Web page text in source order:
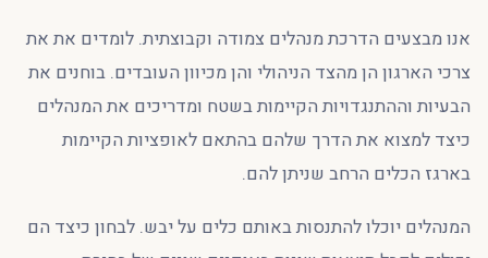
אנו מבצעים הדרכת מנהלים צמודה וקבוצתית. לומדים את את
צרכי הארגון הן מהצד הניהולי והן מכיוון העובדים. בוחנים את
הבעיות וההתנגדויות הקיימות בשטח ומדריכים את המנהלים
כיצד למצוא את הדרך שלהם בהתאם לאופציות הקיימות
בארגז הכלים הרחב שניתן להם.
המנהלים יוכלו להתנסות באותם כלים על יבש. לבחון כיצד הם